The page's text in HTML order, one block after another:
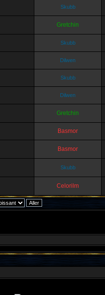
Skubb
Gretchin
Skubb
Dilwen
Skubb
Dilwen
Gretchin
Basmor
Basmor
Skubb
Celorilm